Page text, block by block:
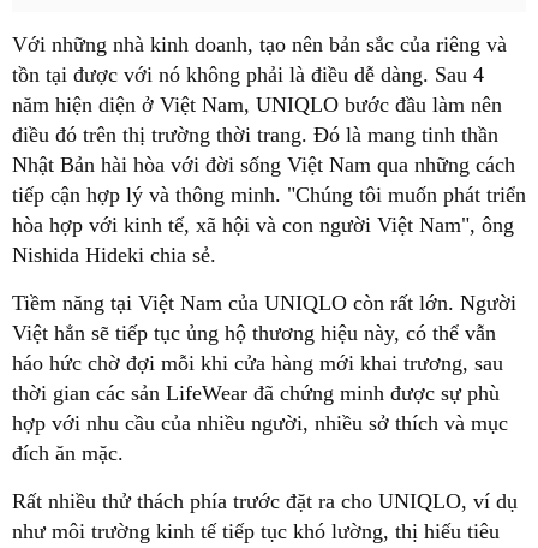
Với những nhà kinh doanh, tạo nên bản sắc của riêng và
tồn tại được với nó không phải là điều dễ dàng. Sau 4
năm hiện diện ở Việt Nam, UNIQLO bước đầu làm nên
điều đó trên thị trường thời trang. Đó là mang tinh thần
Nhật Bản hài hòa với đời sống Việt Nam qua những cách
tiếp cận hợp lý và thông minh. "Chúng tôi muốn phát triển
hòa hợp với kinh tế, xã hội và con người Việt Nam", ông
Nishida Hideki chia sẻ.
Tiềm năng tại Việt Nam của UNIQLO còn rất lớn. Người
Việt hẳn sẽ tiếp tục ủng hộ thương hiệu này, có thể vẫn
háo hức chờ đợi mỗi khi cửa hàng mới khai trương, sau
thời gian các sản LifeWear đã chứng minh được sự phù
hợp với nhu cầu của nhiều người, nhiều sở thích và mục
đích ăn mặc.
Rất nhiều thử thách phía trước đặt ra cho UNIQLO, ví dụ
như môi trường kinh tế tiếp tục khó lường, thị hiếu tiêu